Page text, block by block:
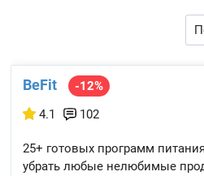
BeFit
-12%
4.1
102
25+ готовых программ
убрать любые нелюбимые